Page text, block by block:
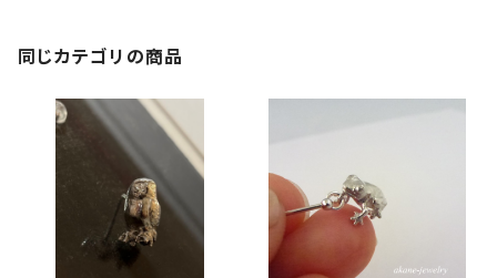
同じカテゴリの商品